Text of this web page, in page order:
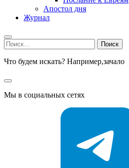
Апостол дня
Журнал
Найти:
Что будем искать? Например,зачало
Мы в социальных сетях